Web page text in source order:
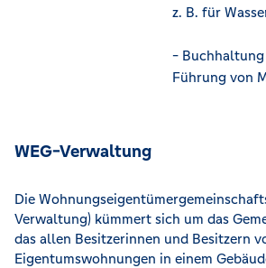
z. B. für
-
Führung von
WEG-Verwaltung
Die
Verwaltung) kümmert sich um das
das allen Besitzerinnen und Besitzern
Eigentumswohnungen in einem